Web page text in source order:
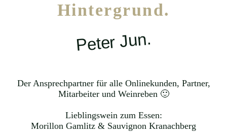
Hintergrund.
Peter Jun.
Der Ansprechpartner für alle Onlinekunden, Partner,
Mitarbeiter und Weinreben 🙂
Lieblingswein zum Essen:
Morillon Gamlitz & Sauvignon Kranachberg